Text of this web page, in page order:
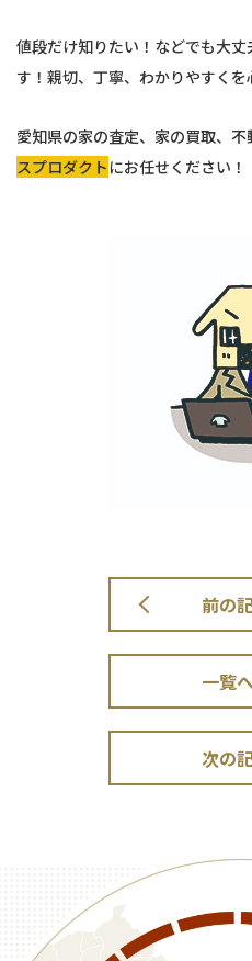
値段だけ知りたい！などでも大
す！親切、丁寧、わかりやすくを
愛知県の家の査定、家の買取、
スプロダクトにお任せください！
前の
一覧
次の